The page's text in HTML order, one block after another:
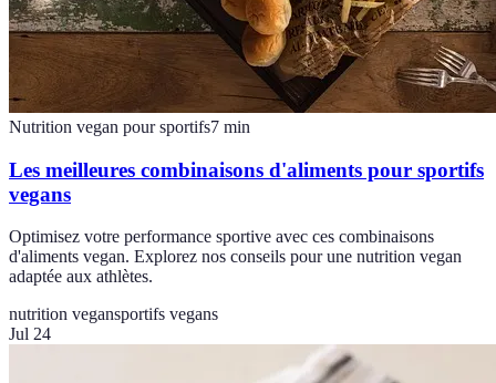
Nutrition vegan pour sportifs7 min
Les meilleures combinaisons d'aliments pour sportifs
vegans
Optimisez votre performance sportive avec ces combinaisons
d'aliments vegan. Explorez nos conseils pour une nutrition vegan
adaptée aux athlètes.
nutrition vegansportifs vegans
Jul 24